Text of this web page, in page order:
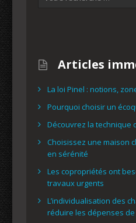
Articles
La loi Pinel : notions,
Pourquoi choisir un
Découvrez la technique
Choisissez une maison
en sérénité
Les copropriétés ont
travaux urgents
L’individualisation des
réduire les dépenses de